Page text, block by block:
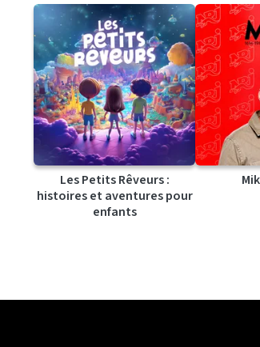
Les Petits Rêveurs :
histoires et aventures pour
enfants